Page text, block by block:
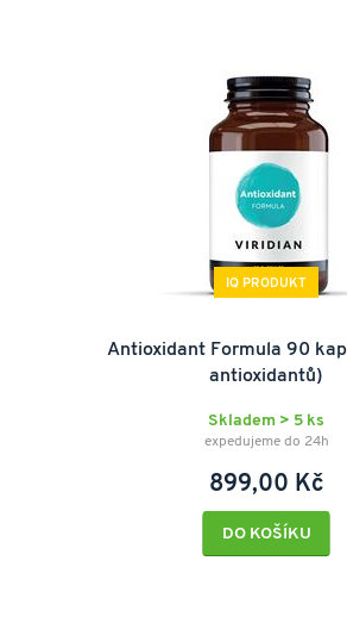
IQ PRODUKT
Antioxidant Formula 90
antioxidantů)
Skladem > 5 ks
expedujeme do 24h
899,00 Kč
DO KOŠÍKU